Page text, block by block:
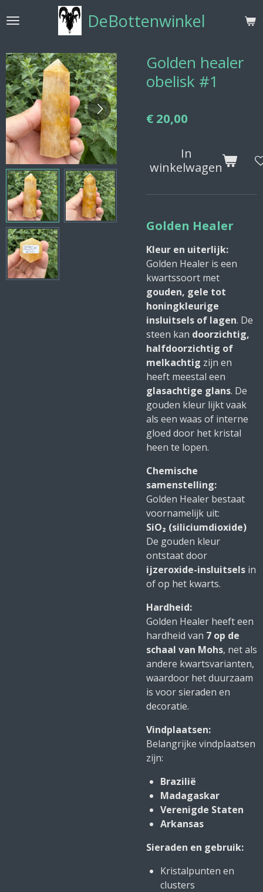
direct
de
hoofdinhoud
DeBottenwinkel
Golden healer
obelisk #1
€ 20,00
In
winkelwagen
Golden Healer
Kleur en uiterlijk:
Golden Healer is een
kwartssoort met
gouden, gele tot
honingkleurige
insluitsels of lagen. De
steen kan doorzichtig,
halfdoorzichtig of
melkachtig zijn en
heeft meestal een
glasachtige glans. De
gouden kleur lijkt vaak
als een waas of interne
gloed door het kristal
heen te lopen.
Chemische
samenstelling:
Golden Healer bestaat
voornamelijk uit:
SiO₂ (siliciumdioxide)
De gouden kleur
ontstaat door
ijzeroxide-insluitsels in
of op het kwarts.
Hardheid:
Golden Healer heeft een
hardheid van 7 op de
schaal van Mohs, net als
andere kwartsvarianten,
waardoor het duurzaam
is voor sieraden en
decoratie.
Vindplaatsen:
Belangrijke vindplaatsen
zijn:
Brazilië
Madagaskar
Verenigde Staten
Arkansas
Sieraden en gebruik:
Kristalpunten en
clusters